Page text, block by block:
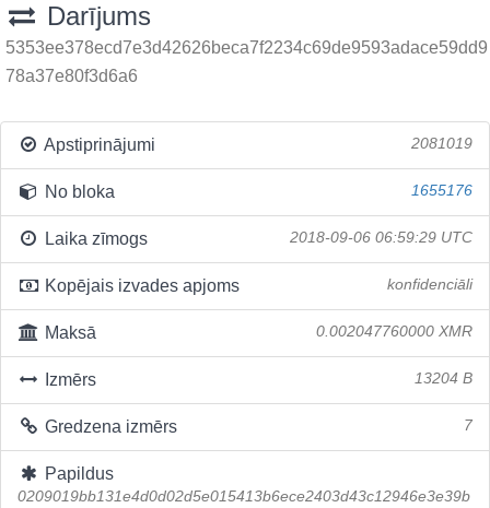
Darījums
5353ee378ecd7e3d42626beca7f2234c69de9593adace59dd9
78a37e80f3d6a6
Apstiprinājumi 2081019
No bloka 1655176
Laika zīmogs 2018-09-06 06:59:29 UTC
Kopējais izvades apjoms konfidenciāli
Maksā 0.002047760000 XMR
Izmērs 13204 B
Gredzena izmērs 7
Papildus
0209019bb131e4d0d02d5e015413b6ece2403d43c12946e3e39b